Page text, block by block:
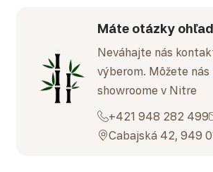
Máte otázky
Neváhajte nás
výberom. Môžete
showroome v Nitre
+421 948 282 499
Cabajská 42, 949